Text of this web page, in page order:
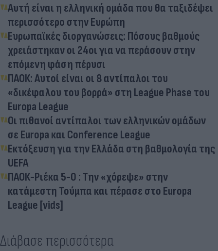
Αυτή είναι η ελληνική ομάδα που θα ταξιδέψει
περισσότερο στην Ευρώπη
Ευρωπαϊκές διοργανώσεις: Πόσους βαθμούς
χρειάστηκαν οι 24οι για να περάσουν στην
επόμενη φάση πέρυσι
ΠΑΟΚ: Αυτοί είναι οι 8 αντίπαλοι του
«δικέφαλου του βορρά» στη League Phase του
Europa League
Οι πιθανοί αντίπαλοι των ελληνικών ομάδων
σε Europa και Conference League
Εκτόξευση για την Ελλάδα στη βαθμολογία της
UEFA
ΠΑΟΚ-Ριέκα 5-0 : Την «χόρεψε» στην
κατάμεστη Τούμπα και πέρασε στο Europa
League [vids]
Διάβασε περισσότερα